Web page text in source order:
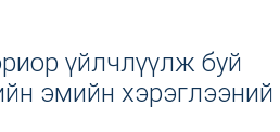
үйлчлүүлж буй
эмийн хэрэглээний